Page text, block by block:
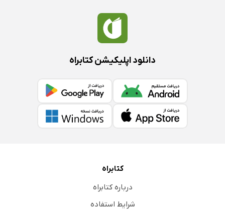
دانلود اپلیکیشن کتابراه
کتابراه
درباره کتابراه
شرایط استفاده